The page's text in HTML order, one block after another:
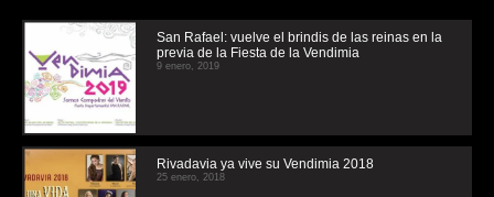
San Rafael: vuelve el brindis de las reinas en la
previa de la Fiesta de la Vendimia
9 enero, 2019
Rivadavia ya vive su Vendimia 2018
25 enero, 2018